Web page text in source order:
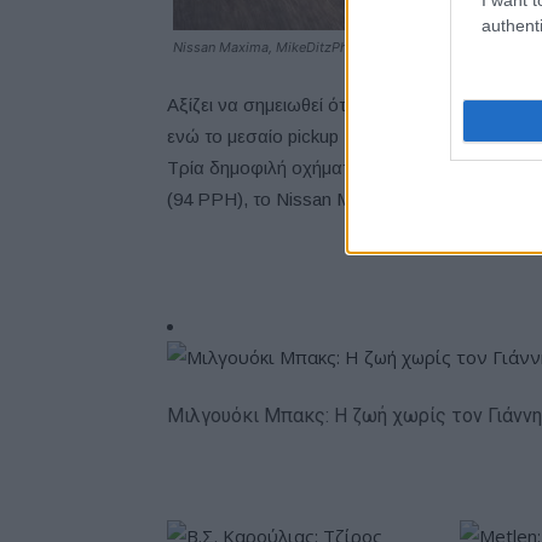
Nissan Maxima, MikeDitzPhoto.com
Αξίζει να σημειωθεί ότι το Nissan Maxima
ενώ το μεσαίο pickup Nissan Frontier
Τρία δημοφιλή οχήματα της Nissan
(94 PPH), το Nissan Murano (με 78 PPH) και
Μιλγουόκι Μπακς: Η ζωή χωρίς τον Γιάννη